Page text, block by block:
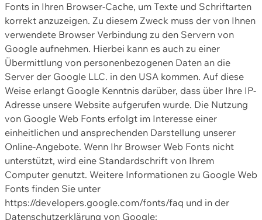
Fonts in Ihren Browser-Cache, um Texte und Schriftarten
korrekt anzuzeigen. Zu diesem Zweck muss der von Ihnen
verwendete Browser Verbindung zu den Servern von
Google aufnehmen. Hierbei kann es auch zu einer
Übermittlung von personenbezogenen Daten an die
Server der Google LLC. in den USA kommen. Auf diese
Weise erlangt Google Kenntnis darüber, dass über Ihre IP-
Adresse unsere Website aufgerufen wurde. Die Nutzung
von Google Web Fonts erfolgt im Interesse einer
einheitlichen und ansprechenden Darstellung unserer
Online-Angebote. Wenn Ihr Browser Web Fonts nicht
unterstützt, wird eine Standardschrift von Ihrem
Computer genutzt. Weitere Informationen zu Google Web
Fonts finden Sie unter
https://developers.google.com/fonts/faq und in der
Datenschutzerklärung von Google: